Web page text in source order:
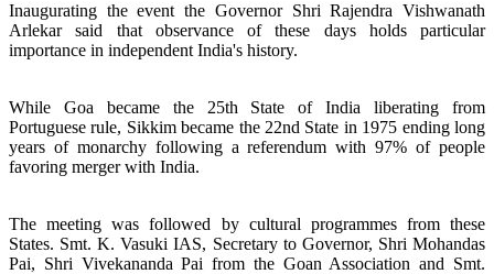
Inaugurating the event the Governor Shri Rajendra Vishwanath
Arlekar said that observance of these days holds particular
importance in independent India's history.
While Goa became the 25th State of India liberating from
Portuguese rule, Sikkim became the 22nd State in 1975 ending long
years of monarchy following a referendum with 97% of people
favoring merger with India.
The meeting was followed by cultural programmes from these
States. Smt. K. Vasuki IAS, Secretary to Governor, Shri Mohandas
Pai, Shri Vivekananda Pai from the Goan Association and Smt.